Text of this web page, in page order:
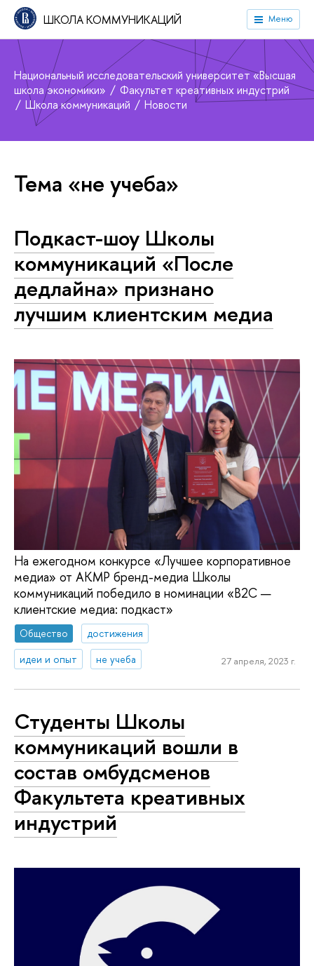
ШКОЛА КОММУНИКАЦИЙ Меню
Национальный исследовательский университет «Высшая
школа экономики»
Факультет креативных индустрий
Школа коммуникаций
Новости
Тема «не учеба»
Подкаст-шоу Школы
коммуникаций «После
дедлайна» признано
лучшим клиентским медиа
На ежегодном конкурсе «Лучшее корпоративное
медиа» от АКМР бренд-медиа Школы
коммуникаций победило в номинации «B2C —
клиентские медиа: подкаст»
Общество
достижения
идеи и опыт
не учеба 27 апреля, 2023 г.
Студенты Школы
коммуникаций вошли в
состав омбудсменов
Факультета креативных
индустрий